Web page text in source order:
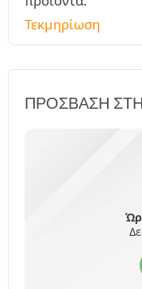
Τεκμηρίωση
ΠΡΌΣΒΑΣΗ